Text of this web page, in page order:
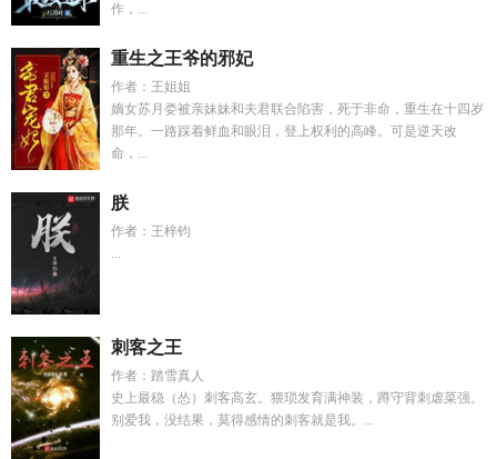
作，...
重生之王爷的邪妃
作者：王姐姐
嫡女苏月娄被亲妹妹和夫君联合陷害，死于非命，重生在十四岁
那年。一路踩着鲜血和眼泪，登上权利的高峰。可是逆天改
命，...
朕
作者：王梓钧
...
刺客之王
作者：踏雪真人
史上最稳（怂）刺客高玄。猥琐发育满神装，蹲守背刺虐菜强。
别爱我，没结果，莫得感情的刺客就是我。...